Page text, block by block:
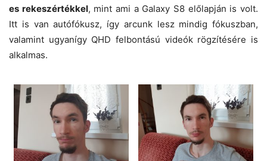
es rekeszértékkel, mint ami a Galaxy S8 előlapján is volt.
Itt is van autófókusz, így arcunk lesz mindig fókuszban,
valamint ugyanígy QHD felbontású videók rögzítésére is
alkalmas.